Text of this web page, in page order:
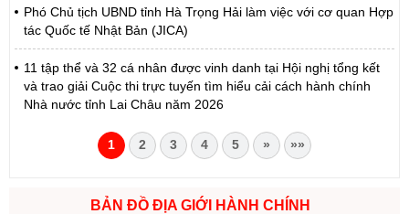
Phó Chủ tịch UBND tỉnh Hà Trọng Hải làm việc với cơ quan Hợp
tác Quốc tế Nhật Bản (JICA)
11 tập thể và 32 cá nhân được vinh danh tại Hội nghị tổng kết
và trao giải Cuộc thi trực tuyến tìm hiểu cải cách hành chính
Nhà nước tỉnh Lai Châu năm 2026
1 2 3 4 5 » »»
BẢN ĐỒ ĐỊA GIỚI HÀNH CHÍNH